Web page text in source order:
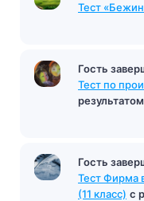
Тест «Бежин
Гость
Тест по
результатом
Гость
Тест Фирма
(11 класс) с